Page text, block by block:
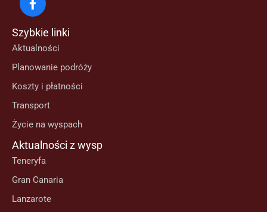
Szybkie linki
Aktualności
Planowanie podróży
Koszty i płatności
Transport
Życie na wyspach
Aktualności z wysp
Teneryfa
Gran Canaria
Lanzarote